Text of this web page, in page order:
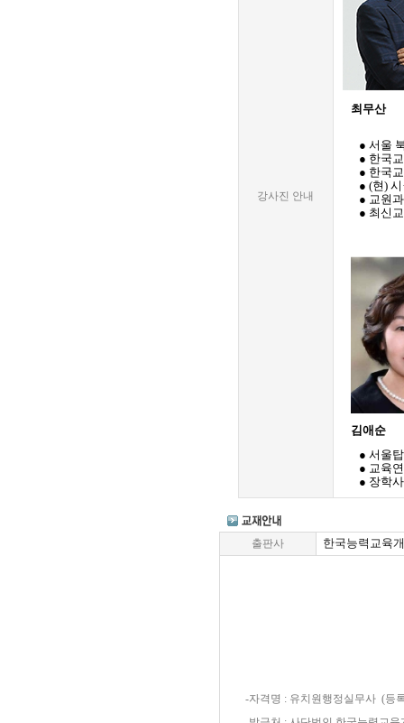
강사진 안내
최무산
● 서울
● 한국
● 한국
● (현)
● 교원
● 최신
김애순
● 서울
● 교육
● 장학사
출판사 한국능력교육
-자격명 : 유치원행정실무사 (등